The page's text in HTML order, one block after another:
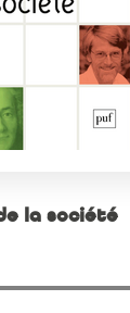
la société